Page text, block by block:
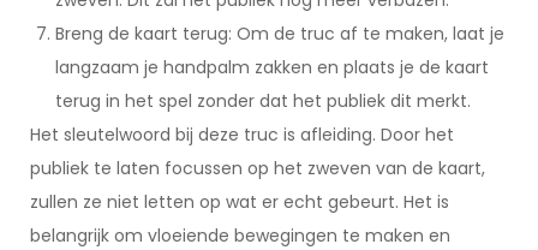
Breng de kaart terug: Om de truc af te maken, laat je
langzaam je handpalm zakken en plaats je de kaart
terug in het spel zonder dat het publiek dit merkt.
Het sleutelwoord bij deze truc is afleiding. Door het
publiek te laten focussen op het zweven van de kaart,
zullen ze niet letten op wat er echt gebeurt. Het is
belangrijk om vloeiende bewegingen te maken en